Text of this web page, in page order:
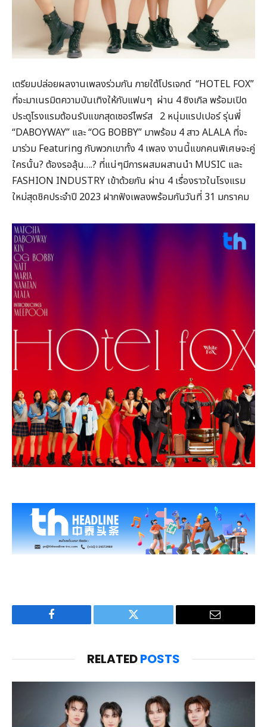
เตรียมปล่อยผลงานเพลงร่วมกัน ภายใต้โปรเจกต์ “HOTEL FOX”
ที่จะมาเนรมิตความบันเทิงให้กับแฟนๆ ผ่าน 4 ซิงเกิล พร้อมเปิด
ประตูโรงแรมต้อนรับแขกสุดเซอร์ไพร์ส 2 หนุ่มแรปเปอร์ รุ่นพี่
“DABOYWAY” และ “OG BOBBY” มาพร้อม 4 สาว ALALA ที่จะ
มาร่วม Featuring กับพวกเขาทั้ง 4 เพลง งานนี้แขกคนพิเศษจะคู่
ใครนั้น? ต้องรอลุ้น….? ที่แน่ๆมีการผสมผสานนำ MUSIC และ
FASHION INDUSTRY เข้าด้วยกัน ผ่าน 4 เรื่องราวในโรงแรม
ใหม่สุดชิคประจำปี 2023 ฝากฟังเพลงพร้อมกันวันที่ 31 มกราคม
Facebook Twitter Email
RELATEDPOSTS